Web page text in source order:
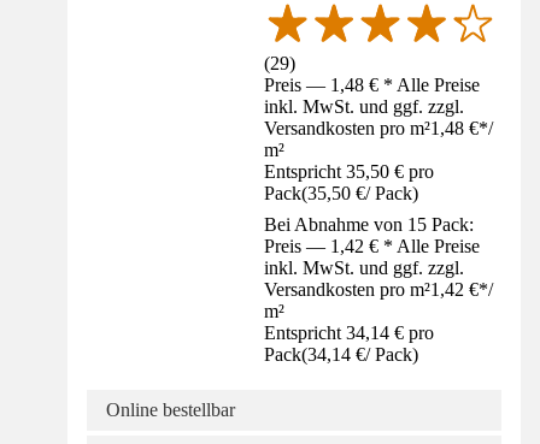
(29)
Preis — 1,48 € * Alle Preise
inkl. MwSt. und ggf. zzgl.
Versandkosten pro m²1,48 €*/
m²
Entspricht 35,50 € pro
Pack(35,50 €/ Pack)
Bei Abnahme von 15 Pack:
Preis — 1,42 € * Alle Preise
inkl. MwSt. und ggf. zzgl.
Versandkosten pro m²1,42 €*/
m²
Entspricht 34,14 € pro
Pack(34,14 €/ Pack)
Online bestellbar